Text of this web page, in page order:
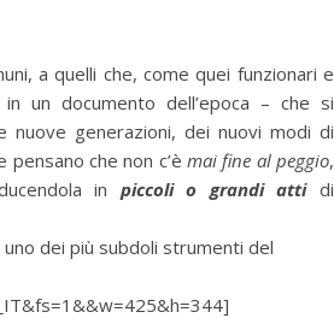
a quelli che, come quei funzionari e
un documento dell’epoca – che si
nuove generazioni, dei nuovi modi di
che non c’è mai fine al peggio,
in piccoli o grandi attidi
uno dei più subdoli strumenti del